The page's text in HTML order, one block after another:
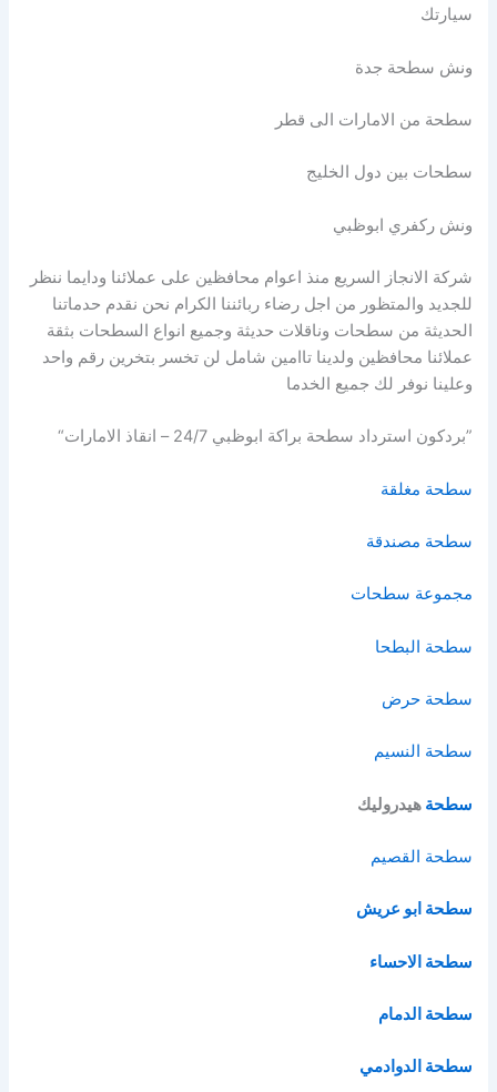
سيارتك
ونش سطحة جدة
سطحة من الامارات الى قطر
سطحات بين دول الخليج
ونش ركفري ابوظبي
شركة الانجاز السريع منذ اعوام محافظين على عملائنا ودايما ننظر
للجديد والمتظور من اجل رضاء ربائننا الكرام نحن نقدم حدماتنا
الحديثة من سطحات وناقلات حديثة وجميع انواع السطحات بثقة
عملائنا محافظين ولدينا تاامين شامل لن تخسر بتخرين رقم واحد
وعلينا نوفر لك جميع الخدما
”بردكون استرداد سطحة براكة ابوظبي 24/7 – انقاذ الامارات“
سطحة مغلقة
سطحة مصندقة
مجموعة سطحات
سطحة البطحا
سطحة حرض
سطحة النسيم
سطحة هيدروليك
سطحة القصيم
سطحة ابو عريش
سطحة الاحساء
سطحة الدمام
سطحة الدوادمي